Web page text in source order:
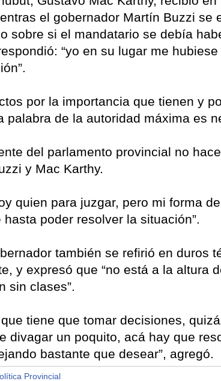
el gobernador Martín Buzzi se
sobre si el mandatario se debía
“yo en su lugar me
por la importancia que tienen y
palabra de la autoridad máxima es
del parlamento provincial no
y Mac Karthy.
quien para juzgar, pero mi forma
poder resolver la situación”.
también se refirió en duros
y expresó que “no está a la altura
sin clases”.
tiene que tomar decisiones,
divagar un poquito, acá hay que
bastante que desear”, agregó.
Provincial